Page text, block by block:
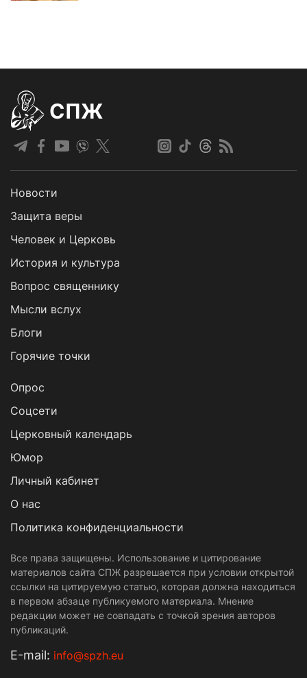
СПЖ
Новости
Защита веры
Человек и Церковь
История и культура
Вопрос священнику
Мысли вслух
Блоги
Горячие точки
Опрос
Cоцсети
Церковный календарь
Юмор
Личный кабинет
О нас
Политика конфиденциальности
Все права защищены. Использование и цитирование
материалов сайта СПЖ разрешается при условии открытой
ссылки на цитируемую статью, которая должна находиться
в первом абзаце публикуемого материала. Мнение
редакции может не совпадать с точкой зрения авторов
публикаций.
Е-mail: info@spzh.eu